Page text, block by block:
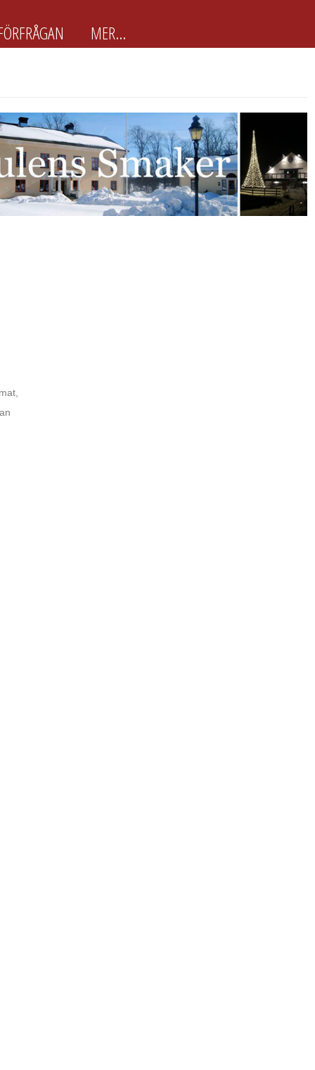
MER...
BokaJulbord.nu är en enkel och
lättanvänd JulbordsGuide för
arbetsplatser & företag som snabbt
vill boka Julbordet som passar just
dem. Här finns ca 100 utvalda